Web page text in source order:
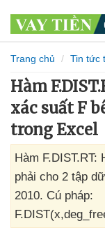
Trang chủ Tin tức
Hàm
xác suất F
trong Excel
Hàm F.DIST.RT:
phải cho 2 tập
2010. Cú pháp: